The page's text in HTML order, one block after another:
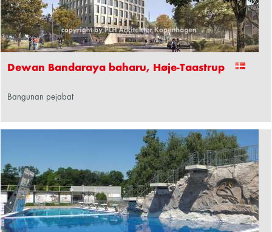
Dewan Bandaraya baharu, Høje-Taastrup
Bangunan pejabat